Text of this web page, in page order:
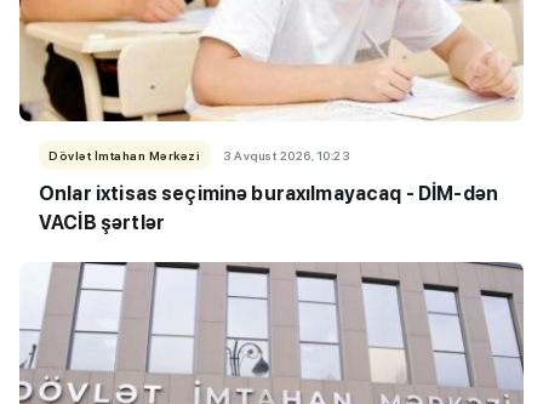
Dövlət İmtahan Mərkəzi 3 Avqust 2026, 10:23
Onlar ixtisas seçiminə buraxılmayacaq - DİM-dən
VACİB şərtlər